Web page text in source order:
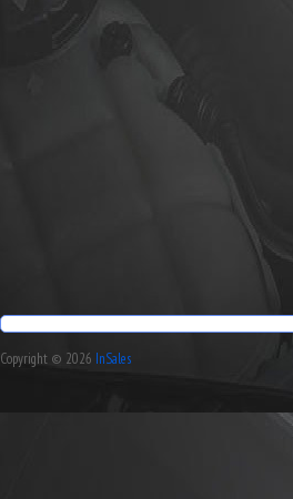
Copyright © 2026 InSales